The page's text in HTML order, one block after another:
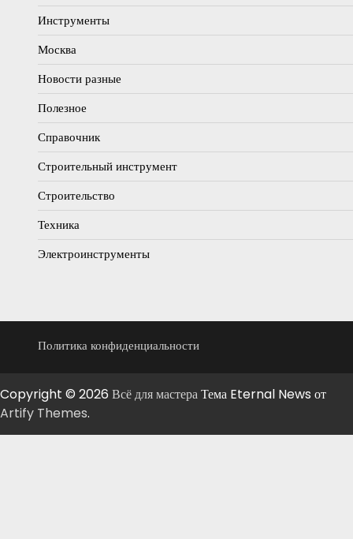
Инструменты
Москва
Новости разные
Полезное
Справочник
Строительный инструмент
Строительство
Техника
Электроинструменты
Политика конфиденциальности
Copyright © 2026 Всё для мастераТема Eternal News от
Artify Themes.